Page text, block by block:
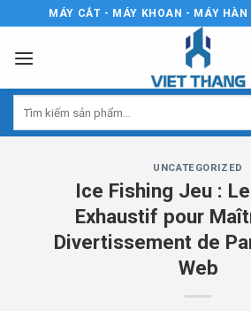
to
content
MÁY CẮT - MÁY KHOAN - MÁY HÀN
kiếm:
UNCATEGORIZED
Ice Fishing Jeu :
Exhaustif pour
Divertissement de
Web